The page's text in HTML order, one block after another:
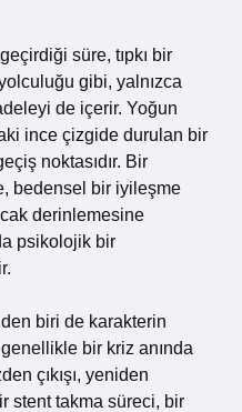
süre, tıpkı bir
gibi, yalnızca
de içerir. Yoğun
ince çizgide durulan bir
noktasıdır. Bir
bedensel bir iyileşme
derinlemesine
psikolojik bir
biri de karakterin
bir kriz anında
çıkışı, yeniden
stent takma süreci, bir